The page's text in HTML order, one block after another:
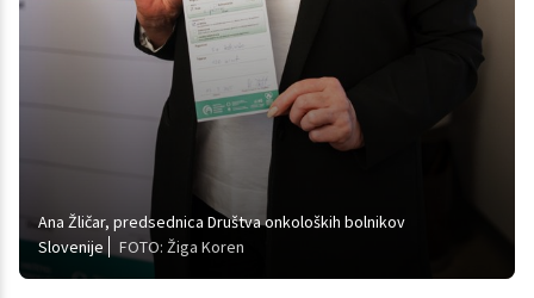
Ana Žličar, predsednica Društva onkoloških bolnikov
Slovenije
FOTO: Žiga Koren